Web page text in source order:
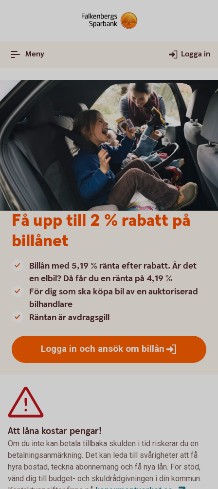
Meny Logga in
Få upp till 2 % rabatt på
billånet
Billån med 5,19 % ränta efter rabatt. Är det
en elbil? Då får du en ränta på 4,19 %
För dig som ska köpa bil av en auktoriserad
bilhandlare
Räntan är avdragsgill
Logga in och ansök om billån
Att låna kostar pengar!
Om du inte kan betala tillbaka skulden i tid riskerar du en
betalningsanmärkning. Det kan leda till svårigheter att få
hyra bostad, teckna abonnemang och få nya lån. För stöd,
vänd dig till budget- och skuldrådgivningen i din kommun.